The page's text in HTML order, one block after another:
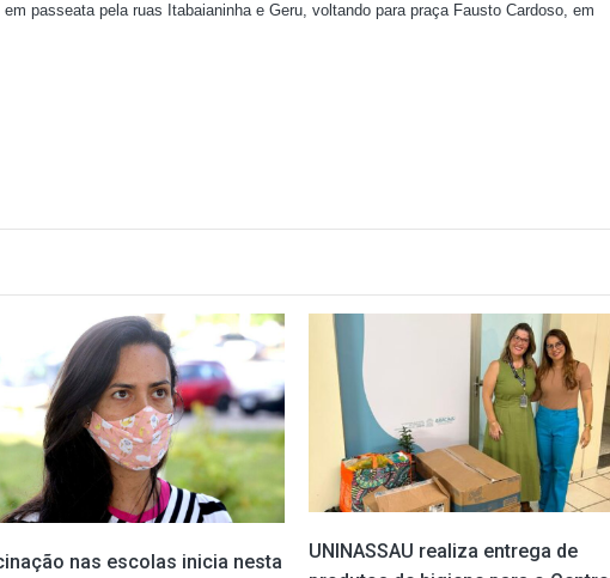
passeata pela ruas Itabaianinha e Geru, voltando para praça Fausto Cardoso, em
nas escolas inicia nesta
UNINASSAU realiza entrega de